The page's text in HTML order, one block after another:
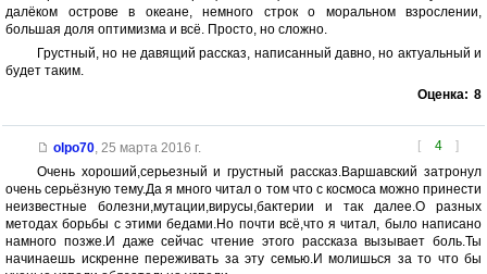
далёком острове в океане, немного строк о моральном взрослении,
большая доля оптимизма и всё. Просто, но сложно.
Грустный, но не давящий рассказ, написанный давно, но актуальный и
будет таким.
Оценка: 8
[ 4 ]
olpo70, 25 марта 2016 г.
Очень хороший,серьезный и грустный рассказ.Варшавский затронул
очень серьёзную тему.Да я много читал о том что с космоса можно принести
неизвестные болезни,мутации,вирусы,бактерии и так далее.О разных
методах борьбы с этими бедами.Но почти всё,что я читал, было написано
намного позже.И даже сейчас чтение этого рассказа вызывает боль.Ты
начинаешь искренне переживать за эту семью.И молишься за то что бы